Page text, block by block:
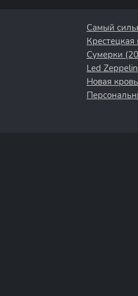
Самый
Сумерки
Led
Новая